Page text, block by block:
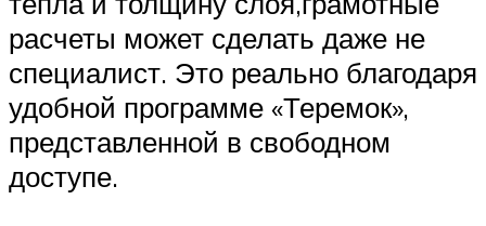
расчеты может сделать даже не
специалист. Это реально благодаря
удобной программе «Теремок»,
представленной в свободном
доступе.